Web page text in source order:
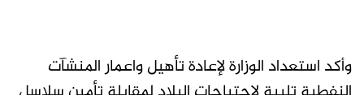
وأكد استعداد الوزارة لإعادة تأهيل واعمار المنشآت